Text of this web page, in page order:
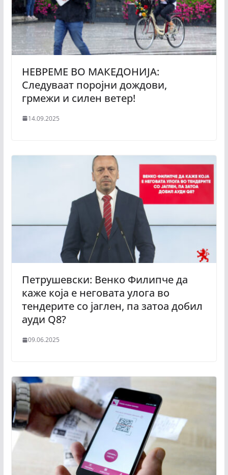
НЕВРЕМЕ ВО МАКЕДОНИЈА:
Следуваат поројни дождови,
грмежи и силен ветер!
14.09.2025
Петрушевски: Венко Филипче да
каже која е неговата улога во
тендерите со јаглен, па затоа добил
ауди Q8?
09.06.2025